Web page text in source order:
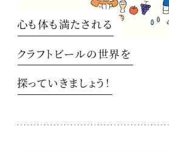
心も体も満たされる
クラフトビールの世界を
探っていきましょう！